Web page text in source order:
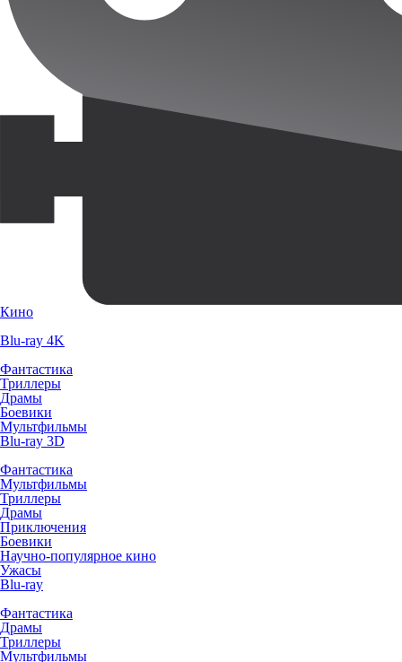
Кино
Blu-ray 4K
Фантастика
Триллеры
Драмы
Боевики
Мультфильмы
Blu-ray 3D
Фантастика
Мультфильмы
Триллеры
Драмы
Приключения
Боевики
Научно-популярное кино
Ужасы
Blu-ray
Фантастика
Драмы
Триллеры
Мультфильмы